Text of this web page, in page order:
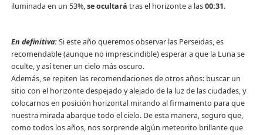
iluminada en un 53%,se ocultará tras el horizonte a las00:31.
En definitiva:Si este año queremos observar las Perseidas, es
recomendable (aunque no imprescindible) esperar a que la Luna se
oculte, y así tener un cielo más oscuro.
Además, se repiten las recomendaciones de otros años: buscar un
sitio con el horizonte despejado y alejado de la luz de las ciudades, y
colocarnos en posición horizontal mirando al firmamento para que
nuestra mirada abarque todo el cielo. De esta manera, seguro que,
como todos los años, nos sorprende algún meteorito brillante que